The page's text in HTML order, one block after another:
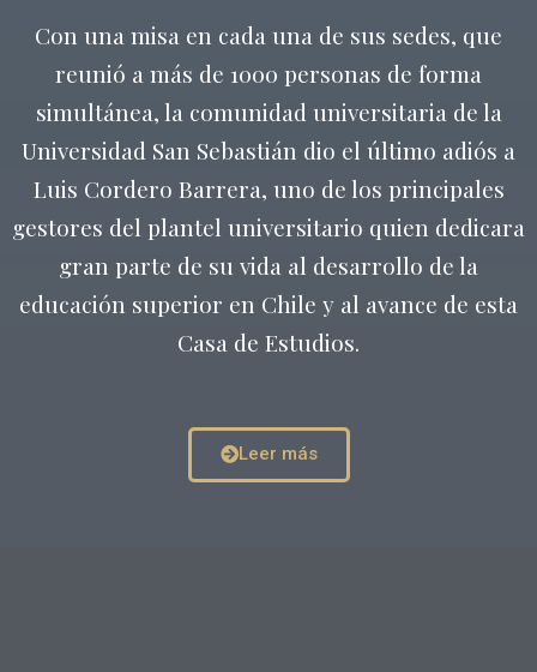
Con una misa en cada una de sus sedes, que
reunió a más de 1000 personas de forma
simultánea, la comunidad universitaria de la
Universidad San Sebastián dio el último adiós a
Luis Cordero Barrera, uno de los principales
gestores del plantel universitario quien dedicara
gran parte de su vida al desarrollo de la
educación superior en Chile y al avance de esta
Casa de Estudios.
Leer más